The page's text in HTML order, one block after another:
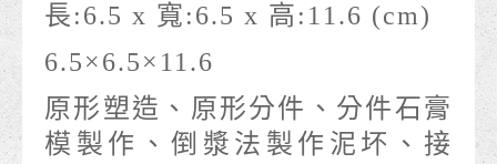
長:6.5 x 寬:6.5 x 高:11.6 (cm)
6.5×6.5×11.6
原形塑造、原形分件、分件石膏
模製作、倒漿法製作泥坏、接